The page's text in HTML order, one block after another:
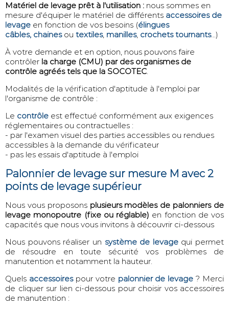
Matériel de levage prêt à l'utilisation : nous sommes en
mesure d'équiper le matériel de différents accessoires de
levage en fonction de vos besoins (élingues
câbles, chainesou textiles, manilles, crochets tournants...)
À votre demande et en option, nous pouvons faire
contrôler la charge (CMU) par des organismes de
contrôle agréés tels que la SOCOTEC.
Modalités de la vérification d'aptitude à l'emploi par
l'organisme de contrôle :
Le contrôle est effectué conformément aux exigences
réglementaires ou contractuelles :
- par l'examen visuel des parties accessibles ou rendues
accessibles à la demande du vérificateur
- pas les essais d'aptitude à l'emploi
Palonnier de levage sur mesure M avec 2
points de levage supérieur
Nous vous proposons plusieurs modèles de palonniers de
levage monopoutre (fixe ou réglable) en fonction de vos
capacités que nous vous invitons à découvrir ci-dessous
Nous pouvons réaliser un système de levagequi permet
de résoudre en toute sécurité vos problèmes de
manutention et notamment la hauteur.
Quels accessoirespour votre palonnier de levage ? Merci
de cliquer sur lien ci-dessous pour choisir vos accessoires
de manutention :